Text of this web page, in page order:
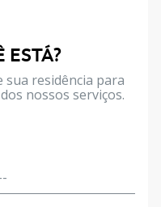
ESTÁ?
sua residência para
nossos serviços.